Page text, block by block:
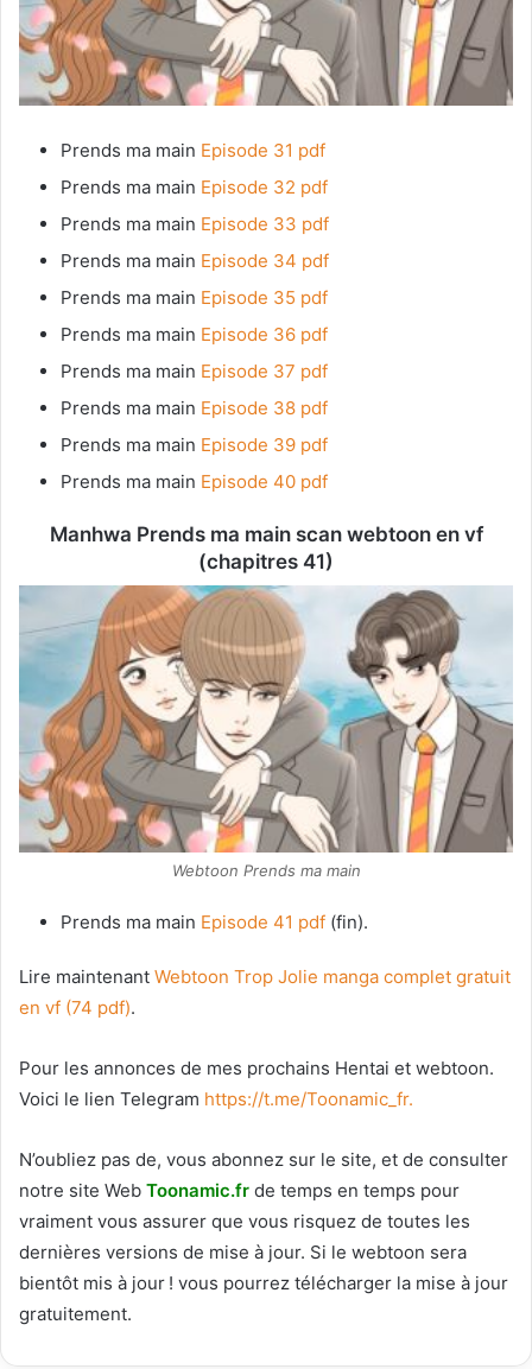
Prends ma main Episode 31 pdf
Prends ma main Episode 32 pdf
Prends ma main Episode 33 pdf
Prends ma main Episode 34 pdf
Prends ma main Episode 35 pdf
Prends ma main Episode 36 pdf
Prends ma main Episode 37 pdf
Prends ma main Episode 38 pdf
Prends ma main Episode 39 pdf
Prends ma main Episode 40 pdf
Manhwa Prends ma main scan webtoon en vf
(chapitres 41)
Webtoon Prends ma main
Prends ma main Episode 41 pdf (fin).
Lire maintenant Webtoon Trop Jolie manga complet gratuit
en vf (74 pdf).
Pour les annonces de mes prochains Hentai et webtoon.
Voici le lien Telegram https://t.me/Toonamic_fr.
N’oubliez pas de, vous abonnez sur le site, et de consulter
notre site Web Toonamic.fr de temps en temps pour
vraiment vous assurer que vous risquez de toutes les
dernières versions de mise à jour. Si le webtoon sera
bientôt mis à jour ! vous pourrez télécharger la mise à jour
gratuitement.